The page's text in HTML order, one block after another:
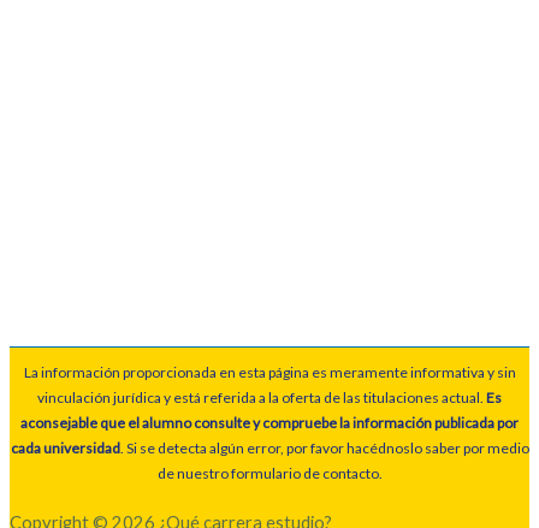
La información proporcionada en esta página es meramente informativa y sin
vinculación jurídica y está referida a la oferta de las titulaciones actual. Es
aconsejable que el alumno consulte y compruebe la información publicada por
cada universidad. Si se detecta algún error, por favor hacédnoslo saber por medio
de nuestro formulario de contacto.
Copyright © 2026 ¿Qué carrera estudio?